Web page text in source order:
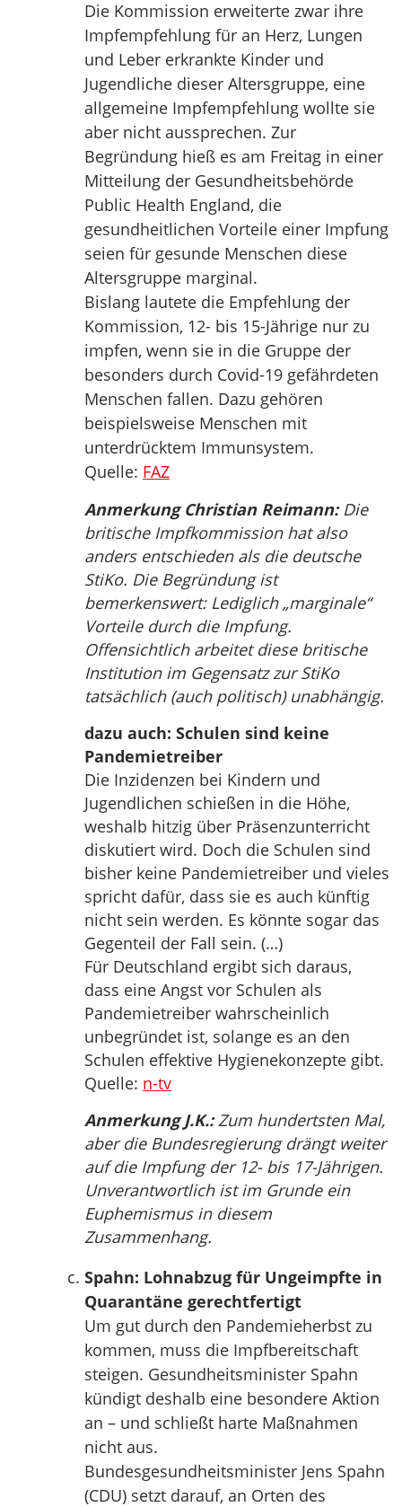
Die Kommission erweiterte zwar ihre
Impfempfehlung für an Herz, Lungen
und Leber erkrankte Kinder und
Jugendliche dieser Altersgruppe, eine
allgemeine Impfempfehlung wollte sie
aber nicht aussprechen. Zur
Begründung hieß es am Freitag in einer
Mitteilung der Gesundheitsbehörde
Public Health England, die
gesundheitlichen Vorteile einer Impfung
seien für gesunde Menschen diese
Altersgruppe marginal.
Bislang lautete die Empfehlung der
Kommission, 12- bis 15-Jährige nur zu
impfen, wenn sie in die Gruppe der
besonders durch Covid-19 gefährdeten
Menschen fallen. Dazu gehören
beispielsweise Menschen mit
unterdrücktem Immunsystem.
Quelle: FAZ
Anmerkung Christian Reimann:Die
britische Impfkommission hat also
anders entschieden als die deutsche
StiKo. Die Begründung ist
bemerkenswert: Lediglich „marginale“
Vorteile durch die Impfung.
Offensichtlich arbeitet diese britische
Institution im Gegensatz zur StiKo
tatsächlich (auch politisch) unabhängig.
dazu auch: Schulen sind keine
Pandemietreiber
Die Inzidenzen bei Kindern und
Jugendlichen schießen in die Höhe,
weshalb hitzig über Präsenzunterricht
diskutiert wird. Doch die Schulen sind
bisher keine Pandemietreiber und vieles
spricht dafür, dass sie es auch künftig
nicht sein werden. Es könnte sogar das
Gegenteil der Fall sein. (…)
Für Deutschland ergibt sich daraus,
dass eine Angst vor Schulen als
Pandemietreiber wahrscheinlich
unbegründet ist, solange es an den
Schulen effektive Hygienekonzepte gibt.
Quelle: n-tv
Anmerkung J.K.:Zum hundertsten Mal,
aber die Bundesregierung drängt weiter
auf die Impfung der 12- bis 17-Jährigen.
Unverantwortlich ist im Grunde ein
Euphemismus in diesem
Zusammenhang.
Spahn: Lohnabzug für Ungeimpfte in
Quarantäne gerechtfertigt
Um gut durch den Pandemieherbst zu
kommen, muss die Impfbereitschaft
steigen. Gesundheitsminister Spahn
kündigt deshalb eine besondere Aktion
an – und schließt harte Maßnahmen
nicht aus.
Bundesgesundheitsminister Jens Spahn
(CDU) setzt darauf, an Orten des